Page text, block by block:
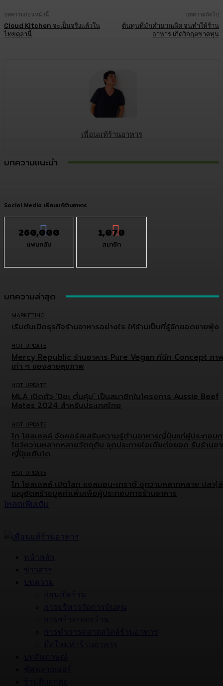
บทความก่อนหน้านี้
Cloud Kitchen จะเป็นจริงแล้วใน
ไทยตุลานี้
บทความถัดไป
ต้นทุนที่มักคำนวณผิด จนทำให้ร้าน
อาหาร เกิดวิกฤตขาดทุน
เพื่อนแท้ร้านอาหาร
บทความแนะนำ
Social Media เพื่อนแท้ร้านอาหาร
260,000
แฟนคลับ
1,070
สมาชิก
บทความล่าสุด
MARKETING
เริ่มต้นเปิดธุรกิจร้านอาหารอย่างไร ให้ร้านเป็นที่รู้จักยอดขายพุ่ง
HOT UPDATE
Mercy Republic ร้านอาหาร Pure Vegan ที่ฉีก Concept ภา
เก่า ๆ ของสายสุขภาพ
HOT UPDATE
MLA เปิดตัว ‘ปิยะ ดั่นคุ้ม’ เป็นสมาชิกในโครงการ Aussie Beef
Mates 2024 สำหรับประเทศไทย
HOT UPDATE
โก โฮลเซลล์ จัดคอร์สเสริมความรู้ด้านอาหารญี่ปุ่นแก่ผู้ประกอบ
โชว์ความหลากหลายวัตถุดิบ จุดประกายไอเดียต่อยอด รับร้านอ
ญี่ปุ่นเติบโต
HOT UPDATE
โก โฮลเซลล์ เปิดโลก แซลมอน-เทราต์ ชูความหลากหลาย ปลา(
เมนูฮิตสร้างมูลค่าเพิ่มเพื่อผู้ประกอบการร้านอาหาร
โหลดเพิ่มเติม